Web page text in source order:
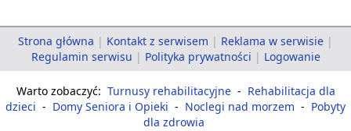
Strona główna | Kontakt z serwisem | Reklama w serwisie |
Regulamin serwisu | Polityka prywatności | Logowanie
Warto zobaczyć: Turnusy rehabilitacyjne - Rehabilitacja dla
dzieci - Domy Seniora i Opieki - Noclegi nad morzem - Pobyty
dla zdrowia